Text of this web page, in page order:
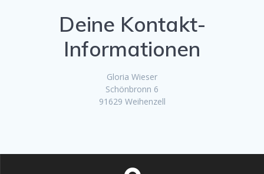
Deine Kontakt-
Informationen
Gloria Wieser
Schönbronn 6
91629 Weihenzell